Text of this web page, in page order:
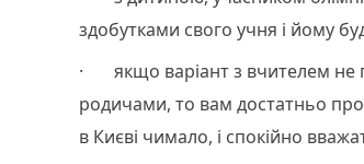
здобутками свого учня і йому
· якщо варіант з вчителем не
родичами, то вам достатньо
в Києві чимало, і спокійно